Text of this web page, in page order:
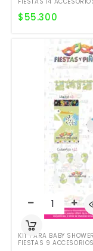
$55.300
KIT PARA BABY
FIESTAS 9 ACCESORIOS